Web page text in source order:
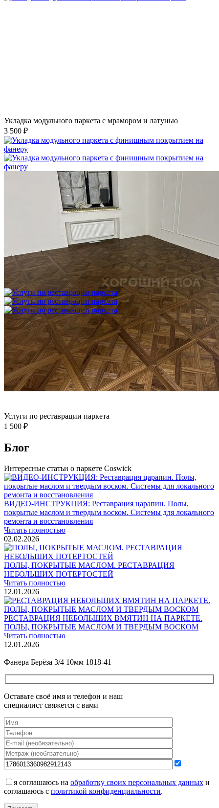
Укладка модульного паркета с мрамором и латунью
3 500 ₽
Укладка модульного паркета с финишным покрытием на
фанеру
3 600 ₽
Услуги по реставрации паркета
1 500 ₽
Блог
Интересные статьи о паркете Coswick
ВИДЕО-ИНСТРУКЦИЯ: Реставрация царапин. Полы,
покрытые маслом и твердым воском. Системы для локального
ремонта и восстановления
Читать полностью
02.02.2026
ПОЛЫ, ПОКРЫТЫЕ МАСЛОМ. РЕСТАВРАЦИЯ
НЕБОЛЬШИХ ПОТЕРТОСТЕЙ
Читать полностью
12.01.2026
РЕСТАВРАЦИЯ НЕБОЛЬШИХ ВМЯТИН НА ПАРКЕТЕ.
ПОЛЫ, ПОКРЫТЫЕ МАСЛОМ И ТВЕРДЫМ ВОСКОМ
Читать полностью
12.01.2026
Фанера Берёза 3/4 10мм 1818-41
Оставьте своё имя и телефон и наш
специалист свяжется с вами
я соглашаюсь на обработку своих персональных данных и
соглашаюсь с политикой конфиденциальности.